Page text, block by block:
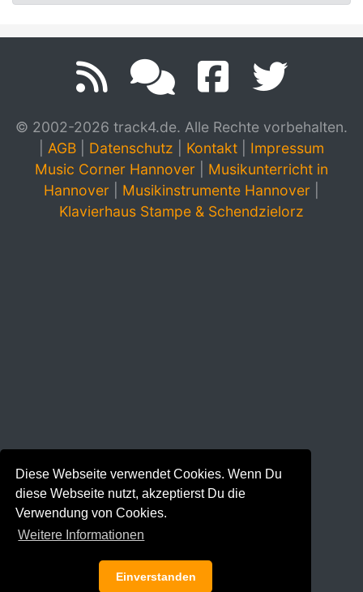
Diese Webseite verwendet Cookies. Wenn Du
diese Webseite nutzt, akzeptierst Du die
Verwendung von Cookies.
Weitere Informationen
Einverstanden
© 2002-2026 track4.de. Alle Rechte vorbehalten.
AGB Datenschutz Kontakt
Impressum
Music Corner Hannover
Musikunterricht in
Hannover
Musikinstrumente Hannover
Klavierhaus Stampe & Schendzielorz